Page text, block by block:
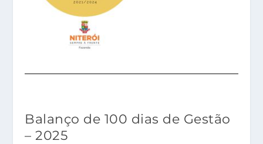
Balanço de 100 dias de Gestão
– 2025